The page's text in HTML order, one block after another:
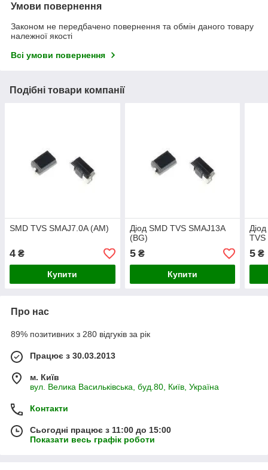
Умови повернення
Законом не передбачено повернення та обмін даного товару
належної якості
Всі умови повернення
Подібні товари компанії
SMD TVS SMAJ7.0A (AM)
4 ₴
Купити
Діод SMD TVS SMAJ13A
(BG)
5₴
Купити
TVS
5 ₴
Про нас
89% позитивних з 280 відгуків за рік
Працює з 30.03.2013
м. Київ
вул. Велика Васильківська, буд.80, Київ, Україна
Контакти
Сьогодні працює з 11:00 до 15:00
Показати весь графік роботи